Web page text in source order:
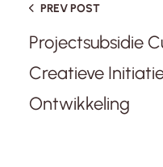
PREV POST
Projectsubsidie
Creatieve
Ontwikkeling